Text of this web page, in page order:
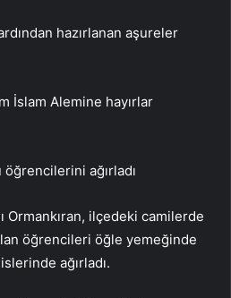
hazırlanan aşureler
İslam Alemine hayırlar
öğrencilerini ağırladı
Ormankıran, ilçedeki camilerde
öğrencileri öğle yemeğinde
ağırladı.